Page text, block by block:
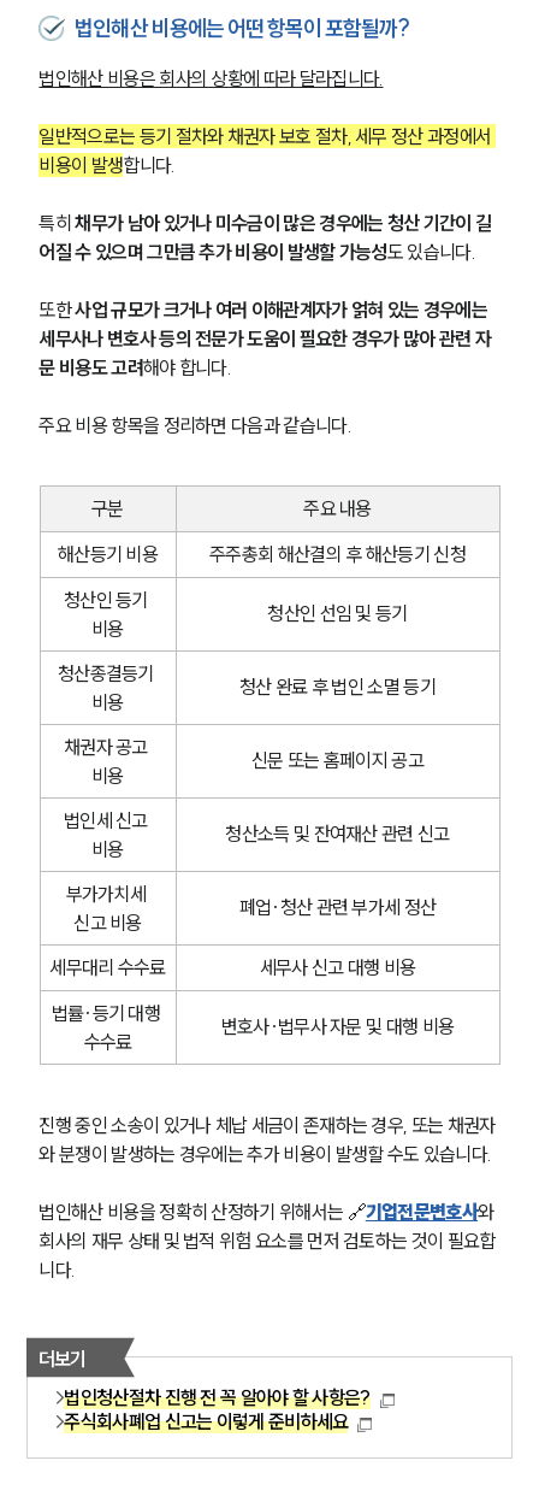
법인해산 비용에는 어떤 항목이 포함될까?
법인해산 비용은 회사의 상황에 따라 달라집니다.
일반적으로는 등기 절차와 채권자 보호 절차, 세무 정산 과정에서
비용이 발생합니다.
특히 채무가 남아 있거나 미수금이 많은 경우에는 청산 기간이 길
어질 수 있으며 그만큼 추가 비용이 발생할 가능성도 있습니다.
또한 사업 규모가 크거나 여러 이해관계자가 얽혀 있는 경우에는
세무사나 변호사 등의 전문가 도움이 필요한 경우가 많아 관련 자
문 비용도 고려해야 합니다.
주요 비용 항목을 정리하면 다음과 같습니다.
구분
주요 내용
해산등기 비용
주주총회 해산결의 후 해산등기 신청
청산인 등기
비용
청산인 선임 및 등기
청산종결등기
비용
청산 완료 후 법인 소멸 등기
채권자 공고
비용
신문 또는 홈페이지 공고
법인세 신고
비용
청산소득 및 잔여재산 관련 신고
부가가치세
신고 비용
폐업·청산 관련 부가세 정산
세무대리 수수료
세무사 신고 대행 비용
법률·등기 대행
수수료
변호사·법무사 자문 및 대행 비용
진행 중인 소송이 있거나 체납 세금이 존재하는 경우, 또는 채권자
와 분쟁이 발생하는 경우에는 추가 비용이 발생할 수도 있습니다.
법인해산 비용을 정확히 산정하기 위해서는 🔗기업전문변호사와
회사의 재무 상태 및 법적 위험 요소를 먼저 검토하는 것이 필요합
니다.
더보기
법인청산절차 진행 전 꼭 알아야 할 사항은?
주식회사폐업 신고는 이렇게 준비하세요